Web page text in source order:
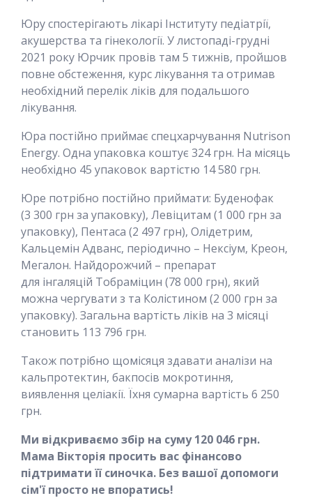
Юру спостерігають лікарі Інституту педіатрії,
акушерства та гінекології. У листопаді-грудні
2021 року Юрчик провів там 5 тижнів, пройшов
повне обстеження, курс лікування та отримав
необхідний перелік ліків для подальшого
лікування.
Юра постійно приймає спецхарчування Nutrison
Energy. Одна упаковка коштує 324 грн. На місяць
необхідно 45 упаковок вартістю 14 580 грн.
Юре потрібно постійно приймати: Буденофак
(3 300 грн за упаковку), Левіцитам (1 000 грн за
упаковку), Пентаса (2 497 грн), Олідетрим,
Кальцемін Адванс, періодично – Нексіум, Креон,
Мегалон. Найдорожчий – препарат
для інгаляцій Тобраміцин (78 000 грн), який
можна чергувати з та Колістином (2 000 грн за
упаковку). Загальна вартість ліків на 3 місяці
становить 113 796 грн.
Також потрібно щомісяця здавати аналізи на
кальпротектин, бакпосів мокротиння,
виявлення целіакії. Їхня сумарна вартість 6 250
грн.
Ми відкриваємо збір на суму 120 046 грн.
Мама Вікторія просить вас фінансово
підтримати її синочка. Без вашої допомоги
сім'ї просто не впоратись!